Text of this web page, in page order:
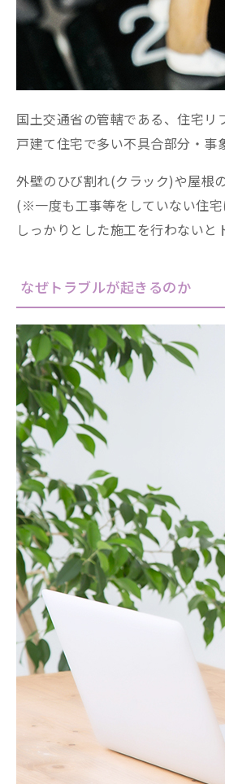
国土交通省の管轄である、住宅リ
戸建て住宅で多い不具合部分・事
外壁のひび割れ(クラック)や屋根
(※一度も工事等をしていない住
しっかりとした施工を行わないと
なぜトラブルが起きるのか